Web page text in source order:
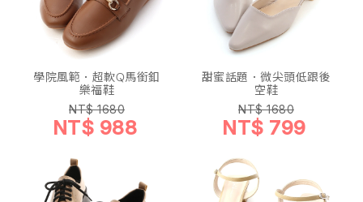
學院風範．超軟Q馬銜釦
樂福鞋
NT$ 1680
NT$ 988
甜蜜話題．微尖頭低跟後
空鞋
NT$ 1680
NT$ 799